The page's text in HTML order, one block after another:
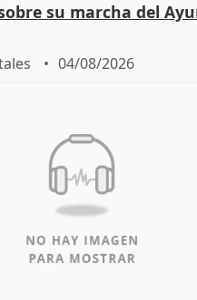
su marcha del
04/08/2026